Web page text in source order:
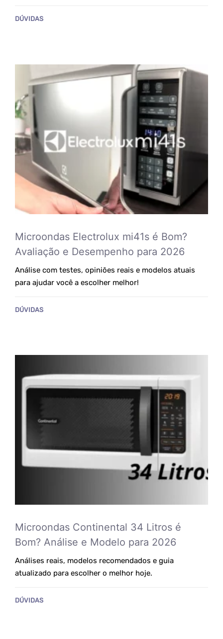
DÚVIDAS
Microondas Electrolux mi41s é Bom?
Avaliação e Desempenho para 2026
Análise com testes, opiniões reais e modelos atuais
para ajudar você a escolher melhor!
DÚVIDAS
Microondas Continental 34 Litros é
Bom? Análise e Modelo para 2026
Análises reais, modelos recomendados e guia
atualizado para escolher o melhor hoje.
DÚVIDAS